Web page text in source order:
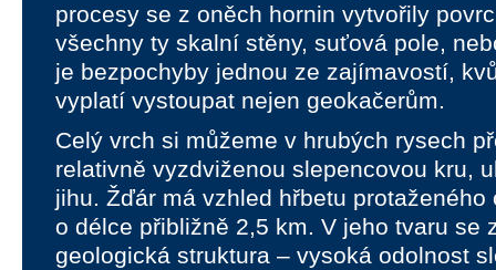
procesy se z oněch hornin vytvořily
všechny ty skalní stěny, suťová pole,
je bezpochyby jednou ze zajímavostí,
vyplatí vystoupat nejen geokačerům.
Celý vrch si můžeme v hrubých rysech
relativně vyzdviženou slepencovou kru,
jihu. Žďár má vzhled hřbetu
o délce přibližně 2,5 km. V jeho tvaru se
geologická struktura – vysoká odolnost